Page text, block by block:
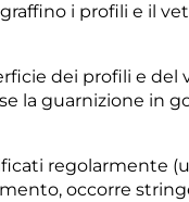
i profili e il
dei profili e
la guarnizione in
regolarmente
occorre